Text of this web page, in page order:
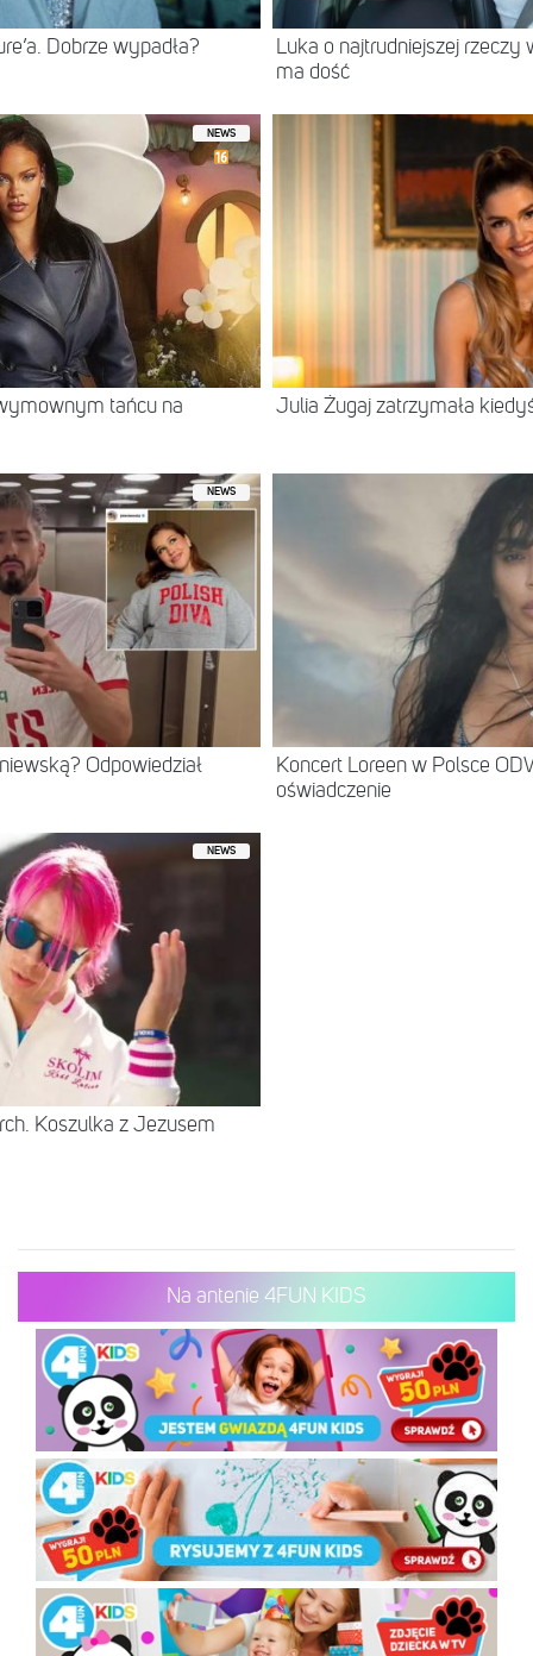
Dobrze wypadła?
Luka o najtrudniejszej rzeczy
ma dość
NEWS
tańcu na Julia Żugaj zatrzymała
NEWS
Odpowiedział
Koncert Loreen w Polsce
oświadczenie
NEWS
Koszulka z Jezusem
Na antenie 4FUN KIDS